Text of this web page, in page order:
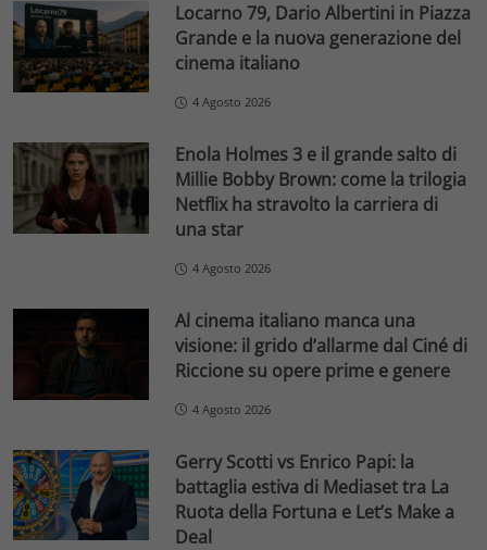
Locarno 79, Dario Albertini in Piazza
Grande e la nuova generazione del
cinema italiano
4 Agosto 2026
Enola Holmes 3 e il grande salto di
Millie Bobby Brown: come la trilogia
Netflix ha stravolto la carriera di
una star
4 Agosto 2026
Al cinema italiano manca una
visione: il grido d’allarme dal Ciné di
Riccione su opere prime e genere
4 Agosto 2026
Gerry Scotti vs Enrico Papi: la
battaglia estiva di Mediaset tra La
Ruota della Fortuna e Let’s Make a
Deal